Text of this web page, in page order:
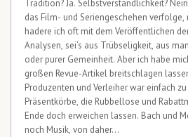
Tradition? Ja. Selbstverständlichkeit?
das Film- und Seriengeschehen
hadere ich oft mit dem Veröffentlichen
Analysen, sei’s aus Trübseligkeit, aus
oder purer Gemeinheit. Aber ich habe
großen Revue-Artikel breitschlagen
Produzenten und Verleiher war einfach
Präsentkörbe, die Rubbellose und
Ende doch erweichen lassen. Bach und
noch Musik, von daher…